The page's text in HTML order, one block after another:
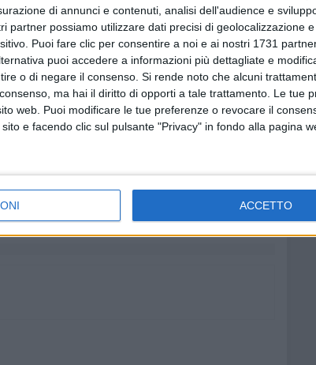
di annunci e contenuti, analisi dell'audience e
partner possiamo utilizzare dati precisi di geolocalizzazione
Puoi fare clic per consentire a noi e ai nostri 1731
puoi accedere a informazioni più dettagliate e
o di negare il consenso. Si rende noto che alcuni
ma hai il diritto di opporti a tale trattamento. Le tue
web. Puoi modificare le tue preferenze o revocare il
e facendo clic sul pulsante "Privacy" in fondo alla pagina
ACCETTO
Pugliese riesce a soddisfare la domanda
esempio sono stati risparmiati 80 milioni di
invaso di medie dimensioni. Sono
quasi 1.300 chilometri di condotte